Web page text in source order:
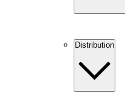
Distribution